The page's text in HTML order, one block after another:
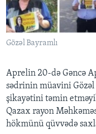
BIZI IZLƏYIN
Dillər
Gözəl Bayramlı
Aprelin 20-də Gəncə
sədrinin müavini Gözəl
şikayətini təmin
Qazax rayon
hökmünü qüvvədə